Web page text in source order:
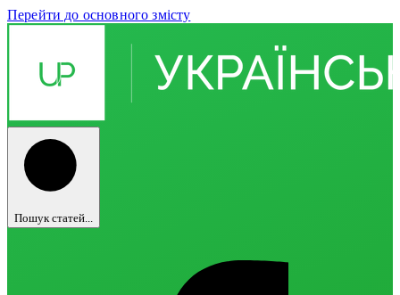
Перейти до основного змісту
Пошук статей...